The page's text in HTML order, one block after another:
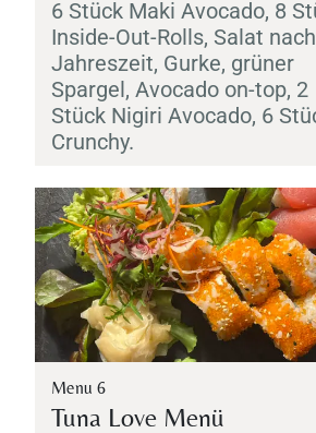
6 Stück Maki Avocado, 8
Inside-Out-Rolls, Salat nach
Jahreszeit, Gurke, grüner
Spargel, Avocado on-top, 2
Stück Nigiri Avocado, 6
Crunchy.
Menu 6
Tuna Love Menü